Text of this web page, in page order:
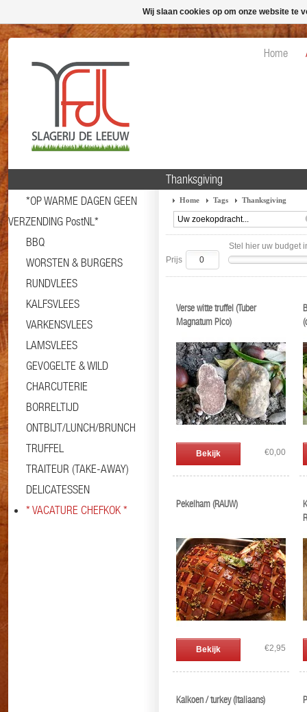
Home
*OP WARME DAGEN GEEN
VERZENDING PostNL*
BBQ
WORSTEN & BURGERS
RUNDVLEES
KALFSVLEES
VARKENSVLEES
LAMSVLEES
GEVOGELTE & WILD
CHARCUTERIE
BORRELTIJD
ONTBIJT/LUNCH/BRUNCH
TRUFFEL
TRAITEUR (TAKE-AWAY)
DELICATESSEN
* VACATURE CHEFKOK *
Thanksgiving
Home Tags Thanksgiving
Stel hier uw budget
Prijs
Verse witte truffel (Tuber
Magnatum Pico)
Bekijk €0,00
Pekelham (RAUW)
Bekijk €2,95
Kalkoen / turkey (Italiaans)
Wij slaan cookies op om onze website te